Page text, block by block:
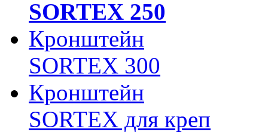
SORTEX 250
Кронштейн
SORTEX 300
Кронштейн
SORTEX для креп